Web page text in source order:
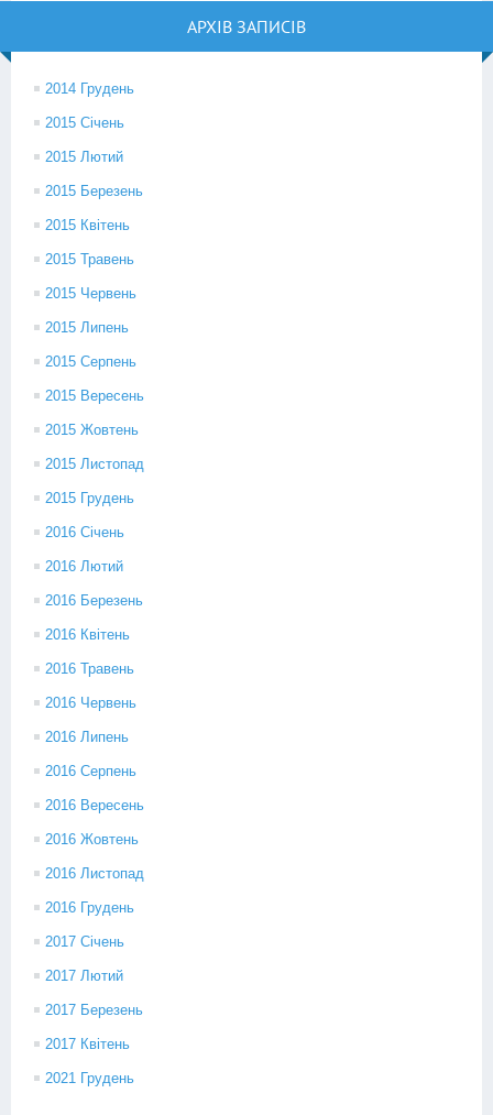
АРХІВ ЗАПИСІВ
2014 Грудень
2015 Січень
2015 Лютий
2015 Березень
2015 Квітень
2015 Травень
2015 Червень
2015 Липень
2015 Серпень
2015 Вересень
2015 Жовтень
2015 Листопад
2015 Грудень
2016 Січень
2016 Лютий
2016 Березень
2016 Квітень
2016 Травень
2016 Червень
2016 Липень
2016 Серпень
2016 Вересень
2016 Жовтень
2016 Листопад
2016 Грудень
2017 Січень
2017 Лютий
2017 Березень
2017 Квітень
2021 Грудень